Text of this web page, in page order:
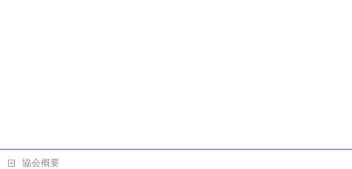
協会概要